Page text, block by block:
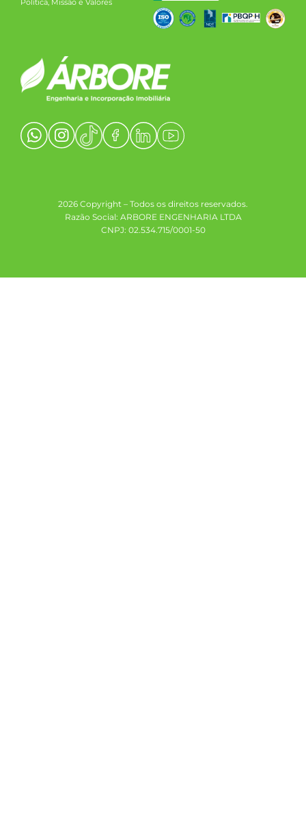
Política, Missão e Valores
2026 Copyright – Todos os direitos reservados.
Razão Social: ARBORE ENGENHARIA LTDA
CNPJ: 02.534.715/0001-50